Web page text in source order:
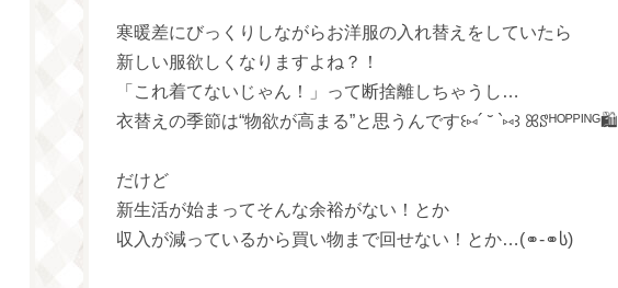
寒暖差にびっくりしながらお洋服の入れ替えをしていたら
新しい服欲しくなりますよね？！
「これ着てないじゃん！」って断捨離しちゃうし…
衣替えの季節は“物欲が高まる”と思うんです꒰⑅´ ˘ `⑅꒱ ꕤꑄᴴᴼᴾᴾᴵᴺᴳ🛍
だけど
新生活が始まってそんな余裕がない！とか
収入が減っているから買い物まで回せない！とか…(⚭-⚭ს)